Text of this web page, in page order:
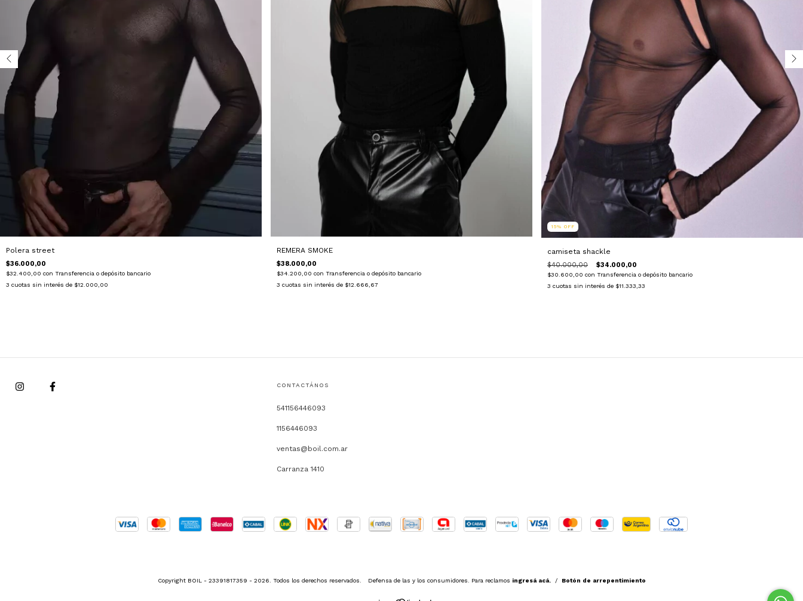
Polera street
$36.000,00
$32.400,00 con Transferencia o depósito bancario
3 cuotas sin interés de $12.000,00
REMERA SMOKE
$38.000,00
$34.200,00 con Transferencia o depósito bancario
3 cuotas sin interés de $12.666,67
15% OFF
camiseta shackle
$40.000,00 $34.000,00
$30.600,00 con Transferencia o depósito bancario
3 cuotas sin interés de $11.333,33
CONTACTÁNOS
541156446093
1156446093
ventas@boil.com.ar
Carranza 1410
Copyright BOIL - 23391817359 - 2026. Todos los derechos reservados. Defensa de las y los consumidores. Para reclamos ingresá acá. / Botón de arrepentimiento